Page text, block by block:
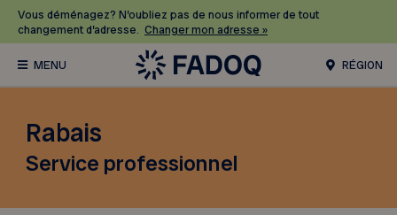
Vous déménagez? N’oubliez pas de nous informer de tout
changement d’adresse. Changer mon adresse »
RÉGION
Rabais
Service professionnel